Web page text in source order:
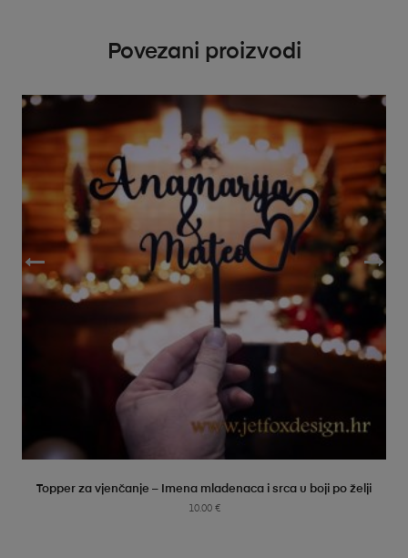
Povezani proizvodi
SELECT OPTIONS
Topper za vjenčanje – Imena mladenaca i srca u boji po želji
10.00 €